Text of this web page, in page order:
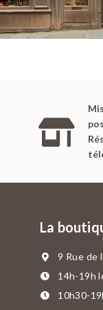
La
9 Rue de
14h-19h
10h30-